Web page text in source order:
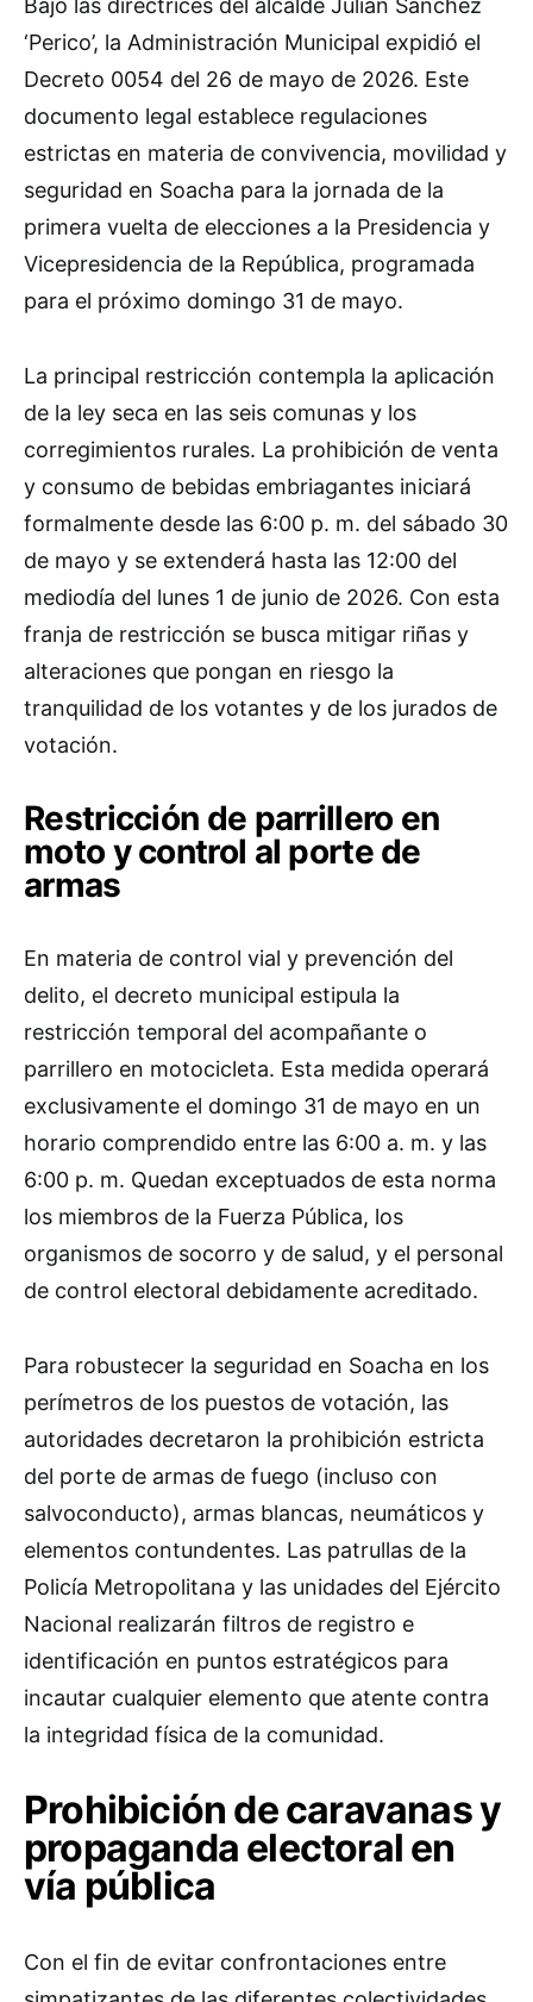
Bajo las directrices del alcalde Julián Sánchez
‘Perico’, la Administración Municipal expidió el
Decreto 0054 del 26 de mayo de 2026. Este
documento legal establece regulaciones
estrictas en materia de convivencia, movilidad y
seguridad en Soacha para la jornada de la
primera vuelta de elecciones a la Presidencia y
Vicepresidencia de la República, programada
para el próximo domingo 31 de mayo.
La principal restricción contempla la aplicación
de la ley seca en las seis comunas y los
corregimientos rurales. La prohibición de venta
y consumo de bebidas embriagantes iniciará
formalmente desde las 6:00 p. m. del sábado 30
de mayo y se extenderá hasta las 12:00 del
mediodía del lunes 1 de junio de 2026. Con esta
franja de restricción se busca mitigar riñas y
alteraciones que pongan en riesgo la
tranquilidad de los votantes y de los jurados de
votación.
Restricción de parrillero en
moto y control al porte de
armas
En materia de control vial y prevención del
delito, el decreto municipal estipula la
restricción temporal del acompañante o
parrillero en motocicleta. Esta medida operará
exclusivamente el domingo 31 de mayo en un
horario comprendido entre las 6:00 a. m. y las
6:00 p. m. Quedan exceptuados de esta norma
los miembros de la Fuerza Pública, los
organismos de socorro y de salud, y el personal
de control electoral debidamente acreditado.
Para robustecer la seguridad en Soacha en los
perímetros de los puestos de votación, las
autoridades decretaron la prohibición estricta
del porte de armas de fuego (incluso con
salvoconducto), armas blancas, neumáticos y
elementos contundentes. Las patrullas de la
Policía Metropolitana y las unidades del Ejército
Nacional realizarán filtros de registro e
identificación en puntos estratégicos para
incautar cualquier elemento que atente contra
la integridad física de la comunidad.
Prohibición de caravanas y
propaganda electoral en
vía pública
Con el fin de evitar confrontaciones entre